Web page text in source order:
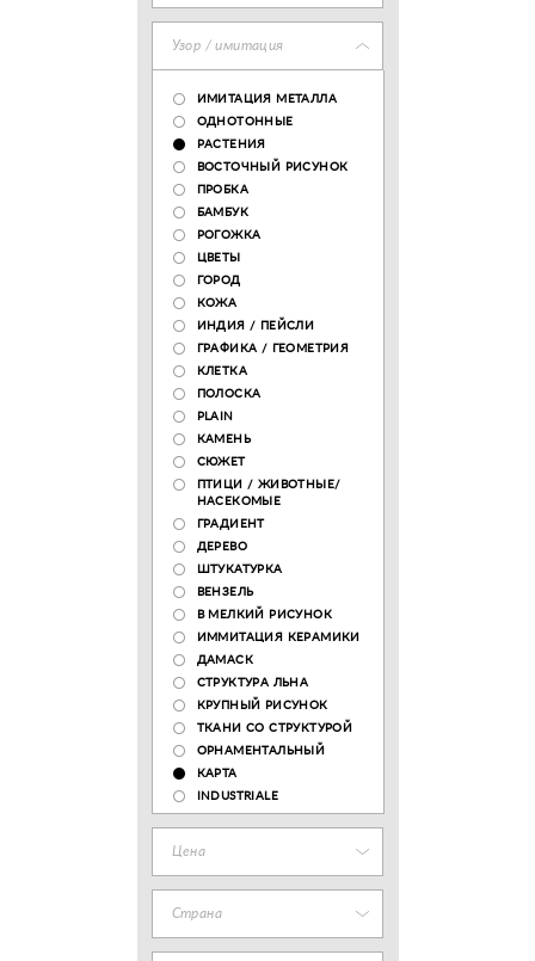
Узор / имитация
ИМИТАЦИЯ МЕТАЛЛА
ОДНОТОННЫЕ
РАСТЕНИЯ
ВОСТОЧНЫЙ РИСУНОК
ПРОБКА
БАМБУК
РОГОЖКА
ЦВЕТЫ
ГОРОД
КОЖА
ИНДИЯ / ПЕЙСЛИ
ГРАФИКА / ГЕОМЕТРИЯ
КЛЕТКА
ПОЛОСКА
PLAIN
КАМЕНЬ
СЮЖЕТ
ПТИЦИ / ЖИВОТНЫЕ/
НАСЕКОМЫЕ
ГРАДИЕНТ
ДЕРЕВО
ШТУКАТУРКА
ВЕНЗЕЛЬ
В МЕЛКИЙ РИСУНОК
ИММИТАЦИЯ КЕРАМИКИ
ДАМАСК
СТРУКТУРА ЛЬНА
КРУПНЫЙ РИСУНОК
ТКАНИ СО СТРУКТУРОЙ
ОРНАМЕНТАЛЬНЫЙ
КАРТА
INDUSTRIALE
Цена
Страна